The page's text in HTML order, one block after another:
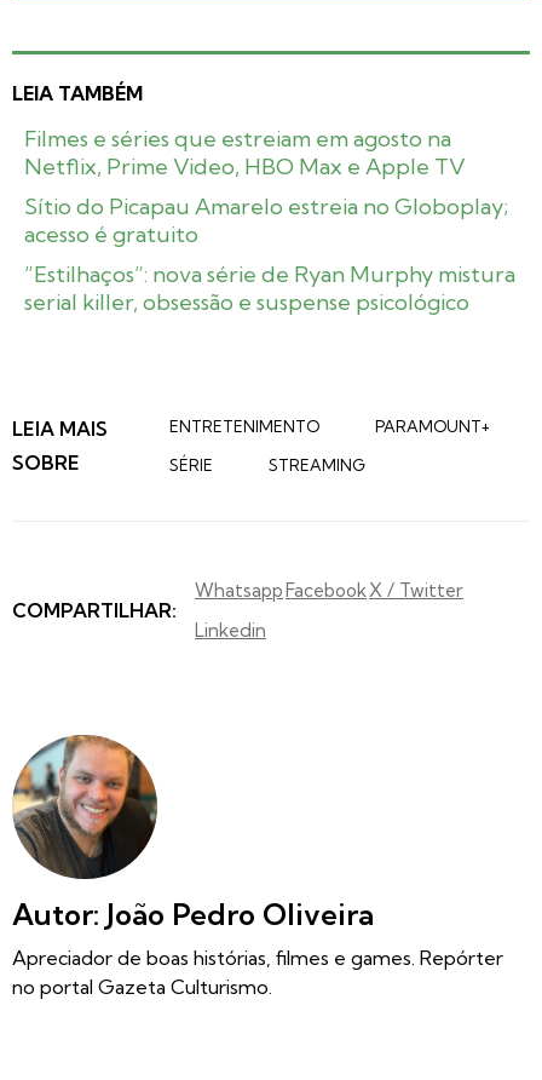
LEIA TAMBÉM
Filmes e séries que estreiam em agosto na
Netflix, Prime Video, HBO Max e Apple TV
Sítio do Picapau Amarelo estreia no Globoplay;
acesso é gratuito
”Estilhaços”: nova série de Ryan Murphy mistura
serial killer, obsessão e suspense psicológico
LEIA MAIS
SOBRE
ENTRETENIMENTO
PARAMOUNT+
SÉRIE
STREAMING
COMPARTILHAR:
WhatsappFacebookX / Twitter
Linkedin
Autor: João Pedro Oliveira
Apreciador de boas histórias, filmes e games. Repórter
no portal Gazeta Culturismo.